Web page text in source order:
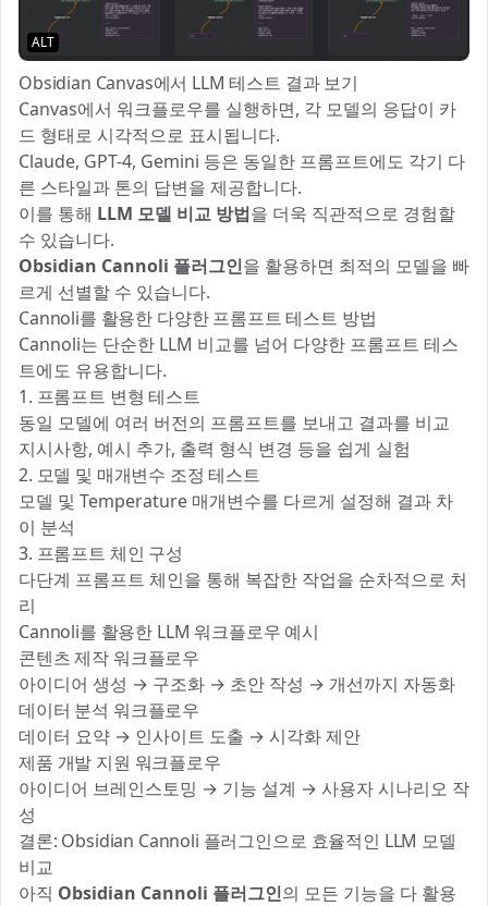
ALT
Obsidian Canvas에서 LLM 테스트 결과 보기
Canvas에서 워크플로우를 실행하면, 각 모델의 응답이 카
드 형태로 시각적으로 표시됩니다.
Claude, GPT-4, Gemini 등은 동일한 프롬프트에도 각기 다
른 스타일과 톤의 답변을 제공합니다.
이를 통해 LLM 모델 비교 방법을 더욱 직관적으로 경험할
수 있습니다.
Obsidian Cannoli 플러그인을 활용하면 최적의 모델을 빠
르게 선별할 수 있습니다.
Cannoli를 활용한 다양한 프롬프트 테스트 방법
Cannoli는 단순한 LLM 비교를 넘어 다양한 프롬프트 테스
트에도 유용합니다.
1. 프롬프트 변형 테스트
동일 모델에 여러 버전의 프롬프트를 보내고 결과를 비교
지시사항, 예시 추가, 출력 형식 변경 등을 쉽게 실험
2. 모델 및 매개변수 조정 테스트
모델 및 Temperature 매개변수를 다르게 설정해 결과 차
이 분석
3. 프롬프트 체인 구성
다단계 프롬프트 체인을 통해 복잡한 작업을 순차적으로 처
리
Cannoli를 활용한 LLM 워크플로우 예시
콘텐츠 제작 워크플로우
아이디어 생성 → 구조화 → 초안 작성 → 개선까지 자동화
데이터 분석 워크플로우
데이터 요약 → 인사이트 도출 → 시각화 제안
제품 개발 지원 워크플로우
아이디어 브레인스토밍 → 기능 설계 → 사용자 시나리오 작
성
결론: Obsidian Cannoli 플러그인으로 효율적인 LLM 모델
비교
아직 Obsidian Cannoli 플러그인의 모든 기능을 다 활용